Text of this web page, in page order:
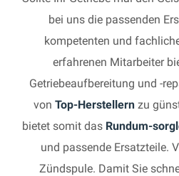
bei uns die passenden
kompetenten und
erfahrenen Mitarbeiter
Getriebeaufbereitung und -
von Top-Herstellern zu
bietet somit das Rundum-
und passende Ersatzteile.
Zündspule. Damit Sie